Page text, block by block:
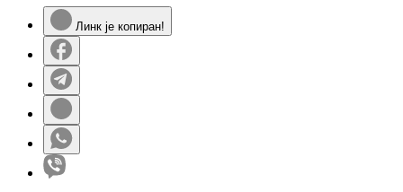
Линк је копиран!